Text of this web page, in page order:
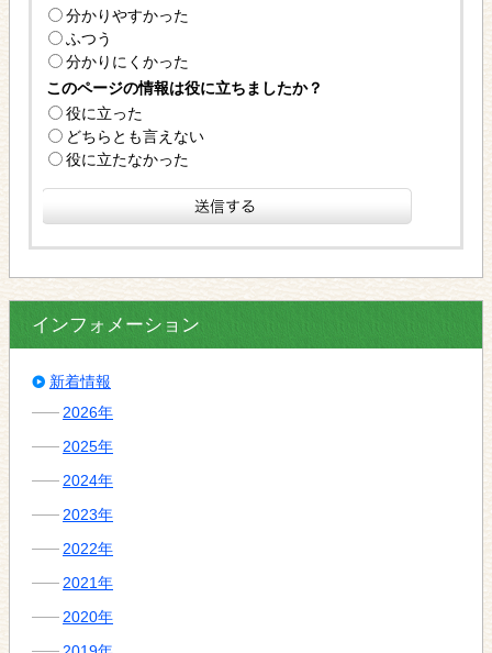
分かりやすかった
ふつう
分かりにくかった
このページの情報は役に立ちましたか？
役に立った
どちらとも言えない
役に立たなかった
インフォメーション
新着情報
2026年
2025年
2024年
2023年
2022年
2021年
2020年